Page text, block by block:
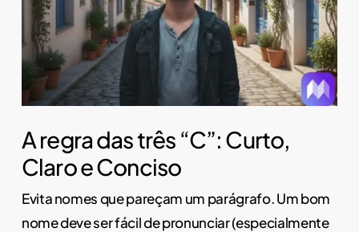
A regra das três “C”: Curto,
Claro e Conciso
Evita nomes que pareçam um parágrafo. Um bom
nome deve ser fácil de pronunciar (especialmente